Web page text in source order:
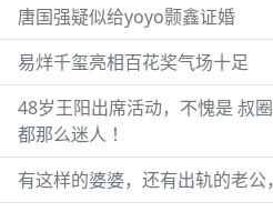
唐国强疑似给yoyo颢鑫证婚
易烊千玺亮相百花奖气场十足
48岁王阳出席活动，不愧是 叔
都那么迷人 ！
有这样的婆婆，还有出轨的老